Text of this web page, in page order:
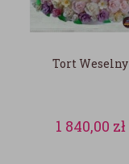
Tort Weselny
1 840,00 zł